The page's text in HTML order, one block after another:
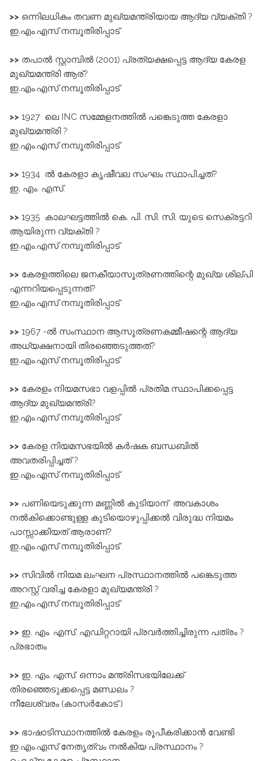
>> ഒന്നിലധികം തവണ മുഖ്യമന്ത്രിയായ ആദ്യ വ്യക്തി ?
ഇ.എം.എസ് നമ്പൂതിരിപ്പാട്‌
>> തപാൽ സ്റ്റാമ്പിൽ (2001) പ്രത്യക്ഷപ്പെട്ട ആദ്യ കേരള
മുഖ്യമന്ത്രി ആര്?
ഇ.എം.എസ് നമ്പൂതിരിപ്പാട്‌
>> 1927 ലെ INC സമ്മേളനത്തിൽ പങ്കെടുത്ത കേരളാ
മുഖ്യമന്ത്രി ?
ഇ.എം.എസ് നമ്പൂതിരിപ്പാട്‌
>> 1934 ൽ കേരളാ കൃഷീവല സംഘം സ്ഥാപിച്ചത്?
ഇ. എം. എസ്.
>> 1935 കാലഘട്ടത്തിൽ കെ. പി. സി. സി. യുടെ സെക്രട്ടറി
ആയിരുന്ന വ്യക്തി ?
ഇ.എം.എസ് നമ്പൂതിരിപ്പാട്‌
>> കേരളത്തിലെ ജനകീയാസൂത്രണത്തിന്റെ മുഖ്യ ശില്പി
എന്നറിയപ്പെടുന്നത്?
ഇ.എം.എസ് നമ്പൂതിരിപ്പാട്‌
>> 1967 -ൽ സംസ്ഥാന ആസൂത്രണകമ്മീഷന്റെ ആദ്യ
അധ്യക്ഷനായി തിരഞ്ഞെടുത്തത്?
ഇ.എം.എസ് നമ്പൂതിരിപ്പാട്‌
>> കേരളം നിയമസഭാ വളപ്പിൽ പ്രതിമ സ്ഥാപിക്കപ്പെട്ട
ആദ്യ മുഖ്യമന്ത്രി?
ഇ.എം.എസ് നമ്പൂതിരിപ്പാട്‌
>> കേരള നിയമസഭയിൽ കർഷക ബന്ധബിൽ
അവതരിപ്പിച്ചത് ?
ഇ.എം.എസ് നമ്പൂതിരിപ്പാട്‌
>> പണിയെടുക്കുന്ന മണ്ണിൽ കുടിയാന് അവകാശം
നൽകിക്കൊണ്ടുള്ള കുടിയൊഴുപ്പിക്കൽ വിരുദ്ധ നിയമം
പാസ്സാക്കിയത് ആരാണ്?
ഇ.എം.എസ് നമ്പൂതിരിപ്പാട്‌
>> സിവിൽ നിയമ ലംഘന പ്രസ്ഥാനത്തിൽ പങ്കെടുത്ത
അറസ്റ്റ് വരിച്ച കേരളാ മുഖ്യമന്ത്രി ?
ഇ.എം.എസ് നമ്പൂതിരിപ്പാട്‌
>> ഇ. എം. എസ്. എഡിറ്ററായി പ്രവർത്തിച്ചിരുന്ന പത്രം ?
പ്രഭാതം
>> ഇ. എം. എസ്. ഒന്നാം മന്ത്രിസഭയിലേക്ക്
തിരഞ്ഞെടുക്കപ്പെട്ട മണ്ഡലം ?
നീലേശ്വരം (കാസർകോട് )
>> ഭാഷാടിസ്ഥാനത്തിൽ കേരളം രൂപീകരിക്കാൻ വേണ്ടി
ഇ.എം.എസ്‌ നേതൃത്വം നൽകിയ പ്രസ്ഥാനം ?